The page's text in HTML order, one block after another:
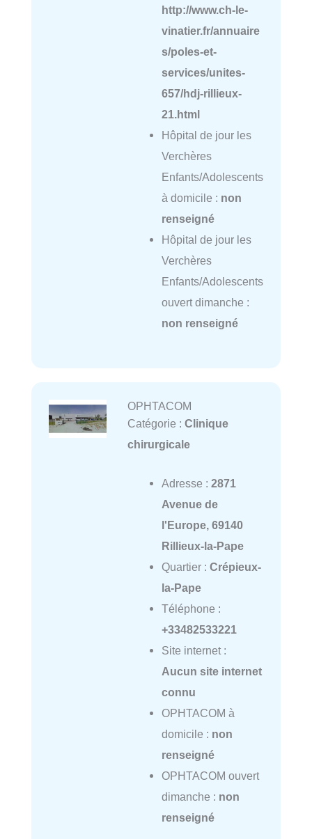
http://www.ch-le-
vinatier.fr/annuaire
s/poles-et-
services/unites-
657/hdj-rillieux-
21.html
Hôpital de jour les
Verchères
Enfants/Adolescents
à domicile : non
renseigné
Hôpital de jour les
Verchères
Enfants/Adolescents
ouvert dimanche :
non renseigné
OPHTACOM
Catégorie : Clinique
chirurgicale
Adresse : 2871
Avenue de
l'Europe, 69140
Rillieux-la-Pape
Quartier : Crépieux-
la-Pape
Téléphone :
+33482533221
Site internet :
Aucun site internet
connu
OPHTACOM à
domicile : non
renseigné
OPHTACOM ouvert
dimanche : non
renseigné